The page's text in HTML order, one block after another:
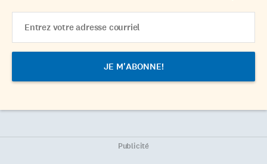
Address
Publicité